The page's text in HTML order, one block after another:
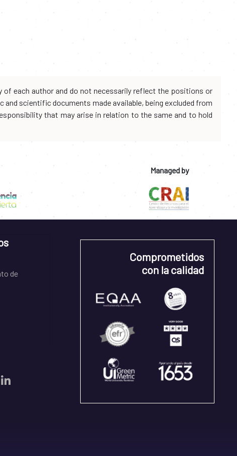
each author and do not necessarily reflect the positions or
scientific documents made available, being excluded from
that may arise in relation to the same and to hold
Managed by
de
Comprometidos
con la calidad